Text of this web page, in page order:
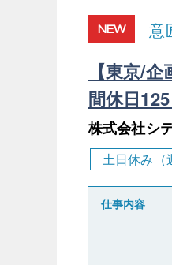
NEW 意
【東京/
間休日
株式会社シ
土日休み（
仕事内容